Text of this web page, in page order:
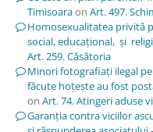
Timisoaraon Art. 497.
Homosexualitatea privită
social, educațional, și
Art. 259. Căsătoria
Minori fotografiați ilegal
făcute hoțește au fost
on Art. 74. Atingeri aduse
Garanția contra viciilor